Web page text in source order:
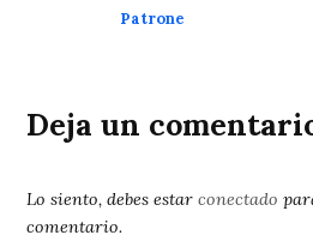
Patrone
Deja un
Lo siento, debes estarconectado
comentario.